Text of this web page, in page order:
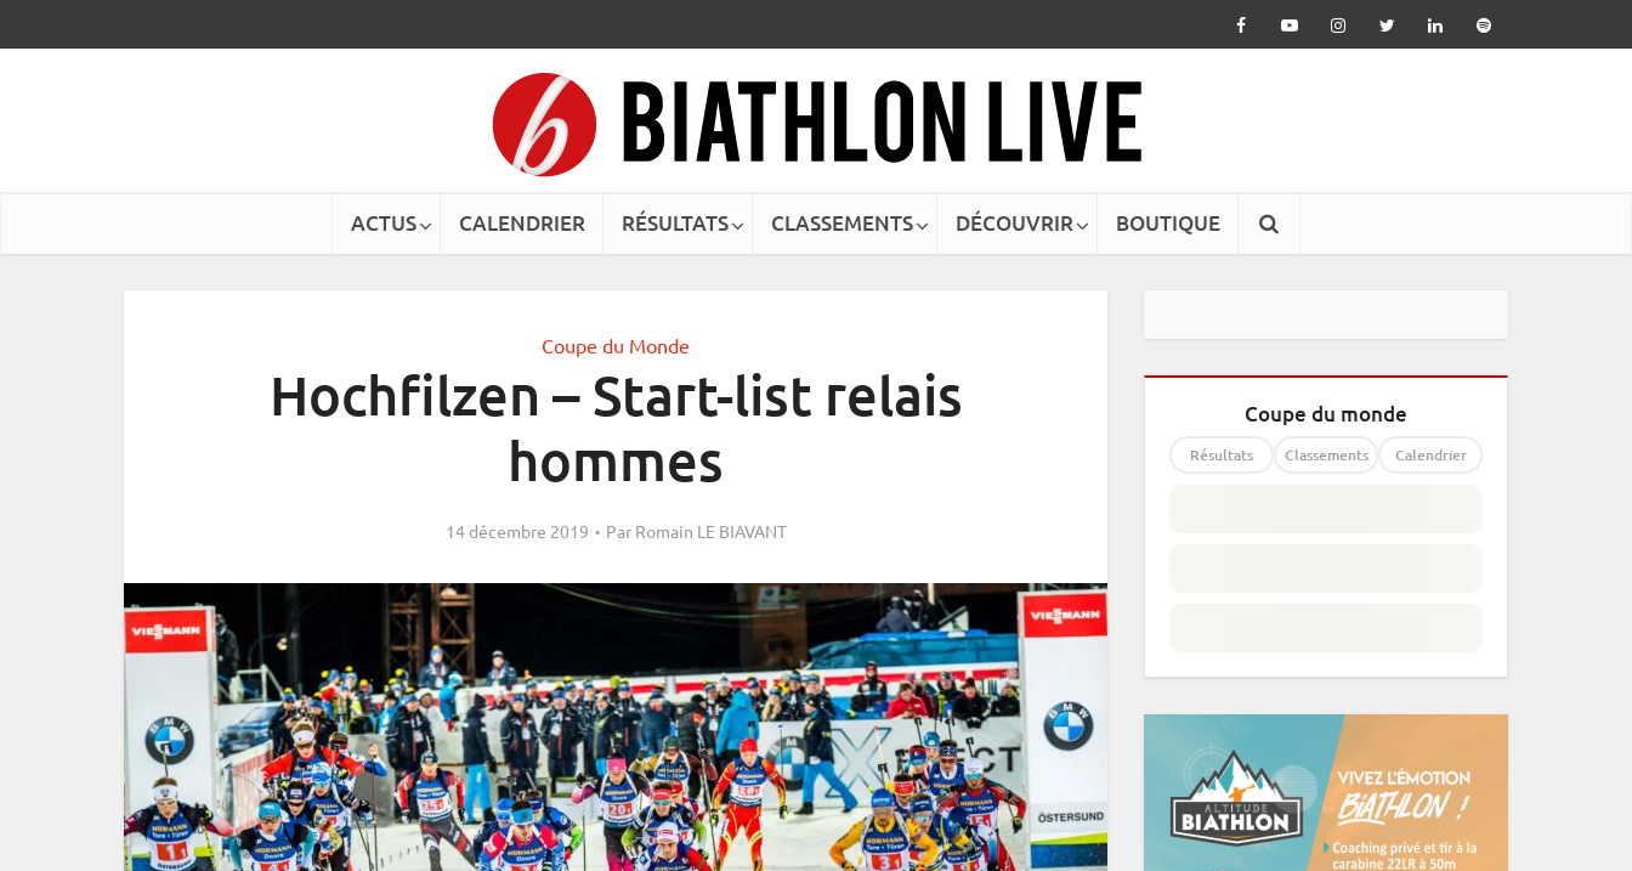
ACTUS CALENDRIER RÉSULTATS CLASSEMENTS DÉCOUVRIR BOUTIQUE
Coupe du Monde
Hochfilzen – Start-list relais
hommes
14 décembre 2019 Par Romain LE BIAVANT
Coupe du monde
Résultats Classements Calendrier